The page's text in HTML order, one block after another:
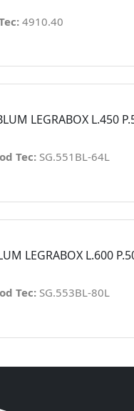
4910.40
LEGRABOX L.450
Tec: SG.551BL-64L
LEGRABOX L.600
Tec: SG.553BL-80L